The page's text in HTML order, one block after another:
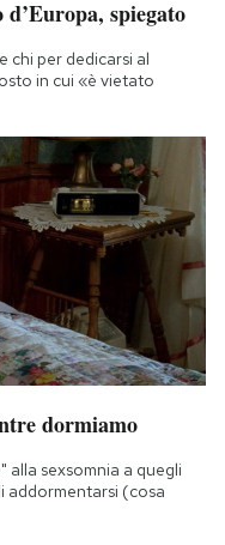
spiegato
chi per dedicarsi al
in cui «è vietato
dormiamo
alla sexsomnia a quegli
addormentarsi (cosa